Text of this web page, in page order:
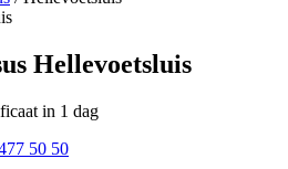
Hellevoetsluis
in 1 dag
50 50